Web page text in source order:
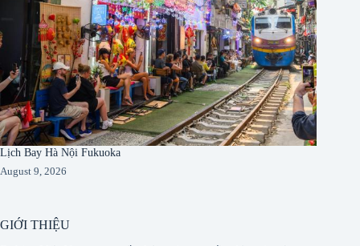
Lịch Bay Hà Nội Fukuoka
August 9, 2026
GIỚI THIỆU